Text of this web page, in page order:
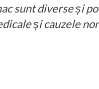
sunt diverse și
și cauzele